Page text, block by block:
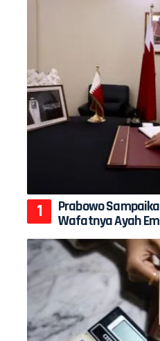
Prabowo
Wafatnya Ayah